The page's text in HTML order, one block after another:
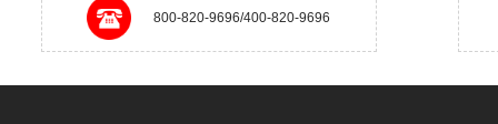
800-820-9696/400-820-9696